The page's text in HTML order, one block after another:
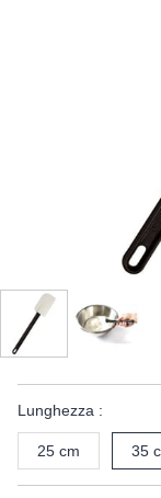
Lunghezza :
25 cm 35